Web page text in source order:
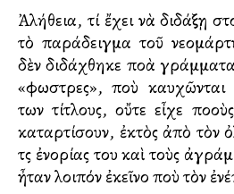
Ἀλήθεια, τί ἔχει νὰ διδάξῃ
τὸ παράδειγμα τοῦ
δὲν διδάχθηκε πολλὰ
«φωστῆρες», ποὺ καυχῶνται
των τίτλους, οὔτε εἶχε
καταρτίσουν, ἐκτὸς ἀπὸ τὸν
τῆς ἐνορίας του καὶ τοὺς
ἦταν λοιπόν ἐκεῖνο ποὺ τὸν